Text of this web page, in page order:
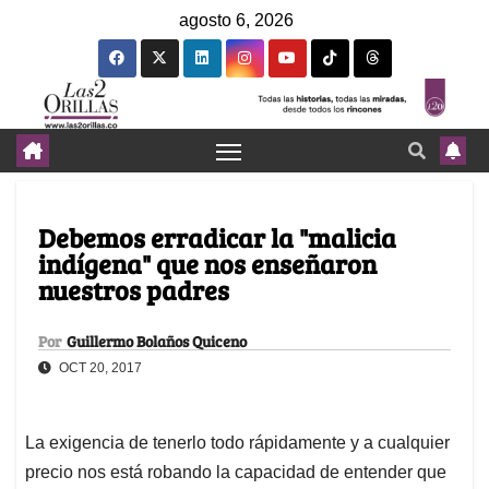
agosto 6, 2026
Debemos erradicar la "malicia
indígena" que nos enseñaron
nuestros padres
Por Guillermo Bolaños Quiceno
OCT 20, 2017
La exigencia de tenerlo todo rápidamente y a cualquier
precio nos está robando la capacidad de entender que